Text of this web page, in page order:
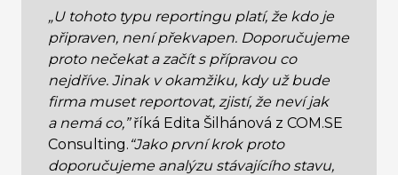
„U tohoto typu reportingu platí, že kdo je
připraven, není překvapen. Doporučujeme
proto nečekat a začít s přípravou co
nejdříve. Jinak v okamžiku, kdy už bude
firma muset reportovat, zjistí, že neví jak
a nemá co,”říká Edita Šilhánová z COM.SE
Consulting. “Jako první krok proto
doporučujeme analýzu stávajícího stavu,